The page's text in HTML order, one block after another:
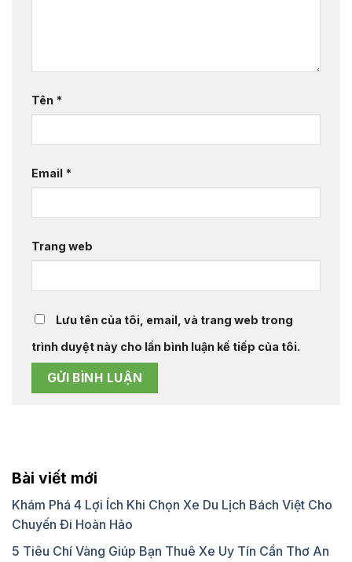
Tên *
Email *
Trang web
Lưu tên của tôi, email, và trang web trong
trình duyệt này cho lần bình luận kế tiếp của tôi.
Bài viết mới
Khám Phá 4 Lợi Ích Khi Chọn Xe Du Lịch Bách Việt Cho
Chuyến Đi Hoàn Hảo
5 Tiêu Chí Vàng Giúp Bạn Thuê Xe Uy Tín Cần Thơ An